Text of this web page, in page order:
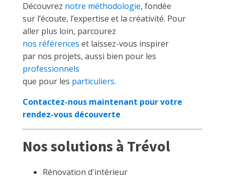
Découvrez notre méthodologie, fondée
sur l’écoute, l’expertise et la créativité. Pour
aller plus loin, parcourez
nos références et laissez-vous inspirer
par nos projets, aussi bien pour les
professionnels
que pour les particuliers.
Contactez-nous maintenant pour votre
rendez-vous découverte
Nos solutions à Trévol
Rénovation d'intérieur